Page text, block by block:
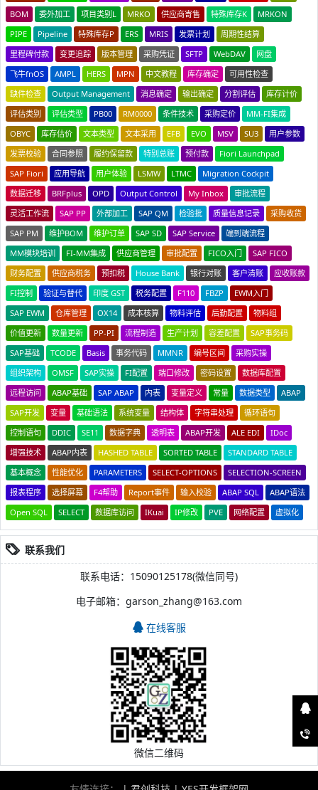
BOM
委外加工 项目类别L MRKO 供应商寄售 特殊库存K
MRKON
PIPE
Pipeline 特殊库存P ERS MRIS 发票计划
周期性结算
里程碑付款
变更追踪 版本管理 采购凭证 SFTP WebDAV
网盘
飞牛fnOS
AMPL HERS MPN 中文教程 库存确定
可用性检查
缺件检查
Output Management 消息确定 输出确定 分割评估
库存计价
评估类别
评估类型 PB00 RM0000 条件技术 采购定价
MM-FI集成
OBYC
库存估价 文本类型 文本采用 EFB EVO MSV SU3
用户参数
发票校验
合同参照 履约保留款 特别总账 预付款
Fiori Launchpad
SAP Fiori
应用导航 用户体验 LSMW LTMC
Migration Cockpit
数据迁移
BRFplus OPD Output Control My Inbox
审批流程
灵活工作流
SAP PP 外部加工 SAP QM 检验批 质量信息记录
采购收货
SAP PM
维护BOM 维护订单 SAP SD SAP Service
端到端流程
MM模块培训
FI-MM集成 供应商管理 审批配置 FICO入门
SAP FICO
财务配置
供应商税务 预扣税 House Bank 银行对账 客户清账
应收账款
FI控制
验证与替代 印度 GST 税务配置 F110 FBZP
EWM入门
SAP EWM
仓库管理 OX14 成本核算 物料评估 后勤配置
物料组
价值更新
数量更新 PP-PI 流程制造 生产计划 容差配置
SAP事务码
SAP基础
TCODE Basis 事务代码 MMNR 编号区间
采购实操
组织架构
OMSF SAP实操 FI配置 端口修改 密码设置
数据库配置
远程访问
ABAP基础 SAP ABAP 内表 变量定义 常量 数据类型
ABAP
SAP开发
变量 基础语法 系统变量 结构体 字符串处理
循环语句
控制语句
DDIC SE11 数据字典 透明表 ABAP开发 ALE EDI
IDoc
增强技术
ABAP内表 HASHED TABLE SORTED TABLE
STANDARD TABLE
基本概念
性能优化 PARAMETERS SELECT-OPTIONS
SELECTION-SCREEN
报表程序
选择屏幕 F4帮助 Report事件 输入校验 ABAP SQL
ABAP语法
Open SQL
SELECT 数据库访问 IKuai IP修改 PVE 网络配置 虚拟化
联系我们
联系电话：15090125178(微信同号)
电子邮箱：garson_zhang@163.com
在线客服
微信二维码